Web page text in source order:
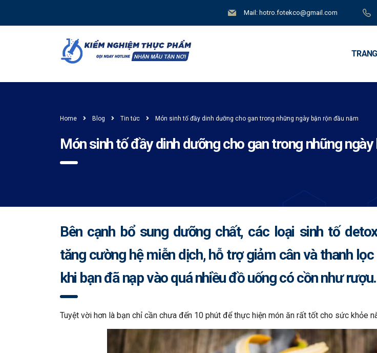
Mail: hotro.fotekco@gmail.com
Home Blog Tin tức Món sinh tố đầy dinh dưỡng cho gan trong những ngày bận rộn đầu năm
Món sinh tố đầy dinh dưỡng cho gan trong những
Bên cạnh bổ sung dưỡng chất, các loại sinh tố
tăng cường hệ miễn dịch, hỗ trợ giảm cân và thanh
khi bạn đã nạp vào quá nhiều đồ uống có cồn như rượu.
Tuyệt vời hơn là bạn chỉ cần chưa đến 10 phút để thực hiện món ăn rất tốt cho sức khỏe